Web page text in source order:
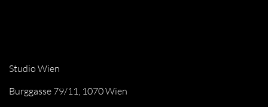
Studio Wien
Burggasse 79/11, 1070 Wien